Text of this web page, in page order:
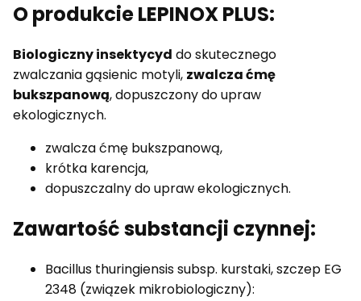
O produkcie LEPINOX PLUS:
Biologiczny insektycyd do skutecznego
zwalczania gąsienic motyli, zwalcza ćmę
bukszpanową, dopuszczony do upraw
ekologicznych.
zwalcza ćmę bukszpanową,
krótka karencja,
dopuszczalny do upraw ekologicznych.
Zawartość substancji czynnej:
Bacillus thuringiensis subsp. kurstaki, szczep EG
2348 (związek mikrobiologiczny):